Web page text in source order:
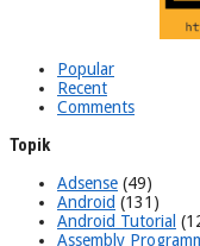
Popular
Recent
Comments
Topik
Adsense (49)
Android (131)
Android Tutorial
Assembly